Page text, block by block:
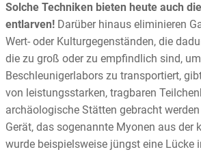
Solche Techniken bieten heute auch
entlarven!Darüber hinaus eliminieren
Wert- oder Kulturgegenständen, die
die zu groß oder zu empfindlich sind,
Beschleunigerlabors zu transportiert,
von leistungsstarken, tragbaren
archäologische Stätten gebracht
Gerät, das sogenannte Myonen aus
wurde beispielsweise jüngst eine Lücke